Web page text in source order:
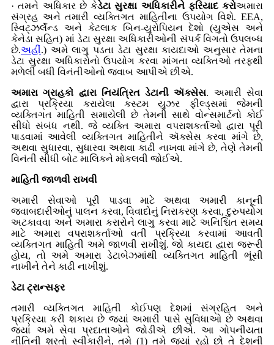
· તમને અધિકાર છે કેડેટા સુરક્ષા અધિકારીને ફરિયાદ કરોઅમારા
સંગ્રહ અને તમારી વ્યક્તિગત માહિતીના ઉપયોગ વિશે. EEA,
સ્વિટ્ઝર્લૅન્ડ અને કેટલાક બિન-યુરોપિયન દેશો (યુએસ અને
કેનેડા સહિત) માં ડેટા સુરક્ષા અધિકારીઓની સંપર્ક વિગતો ઉપલબ્ધ
છે.અહીં.) અમે લાગુ પડતા ડેટા સુરક્ષા કાયદાઓ અનુસાર તેમના
ડેટા સુરક્ષા અધિકારોનો ઉપયોગ કરવા માંગતા વ્યક્તિઓ તરફથી
મળેલી બધી વિનંતીઓનો જવાબ આપીએ છીએ.
અમારા ગ્રાહકો દ્વારા નિયંત્રિત ડેટાની ઍક્સેસ. અમારી સેવા
દ્વારા પ્રક્રિયા કરાયેલા કસ્ટમ યુઝર ફીલ્ડ્સમાં જેમની
વ્યક્તિગત માહિતી સમાયેલી છે તેમની સાથે વોન્સમાર્ટનો કોઈ
સીધો સંબંધ નથી. જે ​​વ્યક્તિ અમારા વપરાશકર્તાઓ દ્વારા પૂરી
પાડવામાં આવેલી વ્યક્તિગત માહિતીને ઍક્સેસ કરવા માંગે છે,
અથવા સુધારવા, સુધારવા અથવા કાઢી નાખવા માંગે છે, તેણે તેમની
વિનંતી સીધી બોટ માલિકને મોકલવી જોઈએ.
માહિતી જાળવી રાખવી
અમારી સેવાઓ પૂરી પાડવા માટે અથવા અમારી કાનૂની
જવાબદારીઓનું પાલન કરવા, વિવાદોનું નિરાકરણ કરવા, દુરુપયોગ
અટકાવવા અને અમારા કરારોને લાગુ કરવા માટે અનિશ્ચિત સમય
માટે અમારા વપરાશકર્તાઓ વતી પ્રક્રિયા કરવામાં આવતી
વ્યક્તિગત માહિતી અમે જાળવી રાખીશું. જો કાયદા દ્વારા જરૂરી
હોય, તો અમે અમારા ડેટાબેઝમાંથી વ્યક્તિગત માહિતી ભૂંસી
નાખીને તેને કાઢી નાખીશું.
ડેટા ટ્રાન્સફર
તમારી વ્યક્તિગત માહિતી કોઈપણ દેશમાં સંગ્રહિત અને
પ્રક્રિયા કરી શકાય છે જ્યાં અમારી પાસે સુવિધાઓ છે અથવા
જ્યાં અમે સેવા પ્રદાતાઓને જોડીએ છીએ. આ ગોપનીયતા
નીતિની શરતો સ્વીકારીને, તમે (1) તમે જ્યાં રહો છો તે દેશની